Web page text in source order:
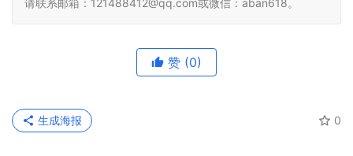
请联系邮箱：121488412@qq.com或微信：aban618。
赞 (0)
0
生成海报